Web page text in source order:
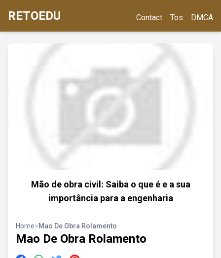
RETOEDU Contact Tos DMCA
Mão de obra civil: Saiba o que é e a sua
importância para a engenharia
Home>Mao De Obra Rolamento
Mao De Obra Rolamento